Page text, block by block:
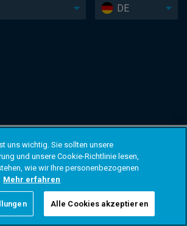
DE
uns wichtig. Sie sollten unsere
und unsere Cookie-Richtlinie lesen,
wie wir Ihre personenbezogenen
Mehr erfahren
Alle Cookies akzeptieren